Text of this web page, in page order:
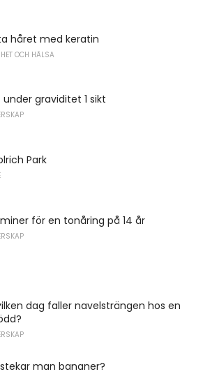
håret med keratin
OCH HÄLSA
under graviditet 1 sikt
Park
för en tonåring på 14 år
dag faller navelsträngen hos en
man bananer?